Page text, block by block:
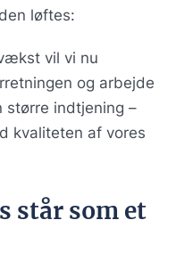
løftes:
vil vi nu
og arbejde
større indtjening –
kvaliteten af vores
står som et